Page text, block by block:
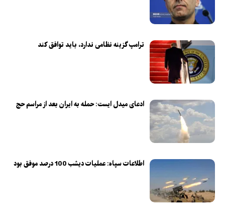
ترامپ گزینه نظامی ندارد، باید توافق کند
ادعای میدل ایست: حمله به ایران بعد از مراسم حج
اطلاعات سپاه: عملیات دیشب 100 درصد موفق بود